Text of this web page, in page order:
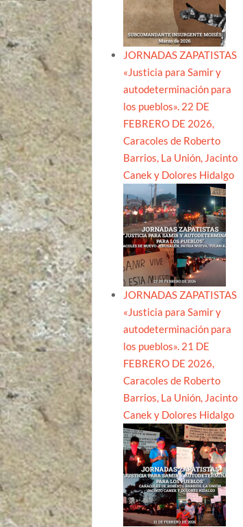
JORNADAS ZAPATISTAS
«Justicia para Samir y
autodeterminación para
los pueblos». 22 DE
FEBRERO DE 2026,
Caracoles de Roberto
Barrios, La Unión, Jacinto
Canek y Dolores Hidalgo
JORNADAS ZAPATISTAS
«Justicia para Samir y
autodeterminación para
los pueblos». 21 DE
FEBRERO DE 2026,
Caracoles de Roberto
Barrios, La Unión, Jacinto
Canek y Dolores Hidalgo